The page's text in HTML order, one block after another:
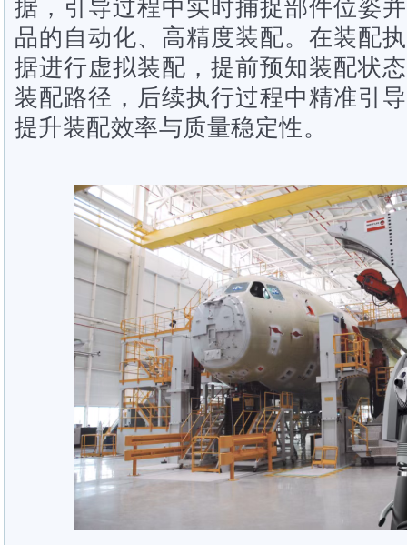
品的自动化、高精度装配。在装配
据进行虚拟装配，提前预知装配状
装配路径，后续执行过程中精准引
提升装配效率与质量稳定性。